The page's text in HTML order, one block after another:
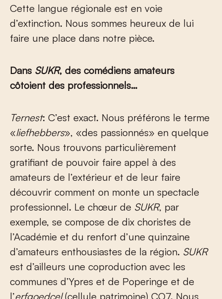
Cette langue régionale est en voie
d’extinction. Nous sommes heureux de lui
faire une place dans notre pièce.
Dans SUKR, des comédiens amateurs
côtoient des professionnels…
Ternest: C’est exact. Nous préférons le terme
«liefhebbers», «des passionnés» en quelque
sorte. Nous trouvons particulièrement
gratifiant de pouvoir faire appel à des
amateurs de l’extérieur et de leur faire
découvrir comment on monte un spectacle
professionnel. Le chœur de SUKR, par
exemple, se compose de dix choristes de
l’Académie et du renfort d’une quinzaine
d’amateurs enthousiastes de la région. SUKR
est d’ailleurs une coproduction avec les
communes d’Ypres et de Poperinge et de
l’erfgoedcel(cellule patrimoine) CO7. Nous